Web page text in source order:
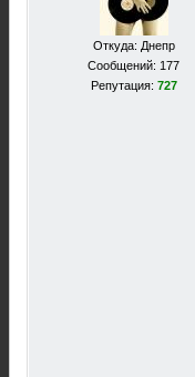
Откуда: Днепр
Сообщений: 177
Репутация: 727